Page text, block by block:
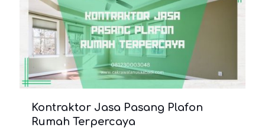
Kontraktor Jasa Pasang Plafon
Rumah Terpercaya